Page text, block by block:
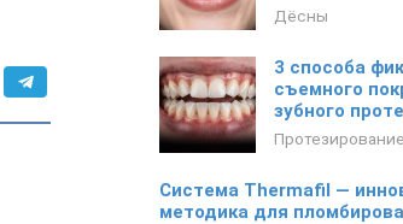
Дёсны
3 способа
съемного
зубного
Протезирование
Система Thermafil —
методика для